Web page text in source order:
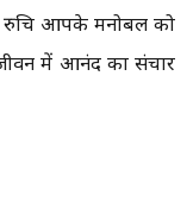
रुचि आपके मनोबल को
जीवन में आनंद का संचार